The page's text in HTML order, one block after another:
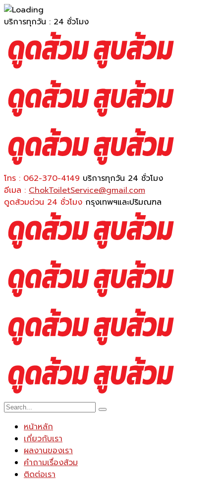
บริการทุกวัน : 24 ชั่วโมง
โทร : 062-370-4149 บริการทุกวัน 24 ชั่วโมง
อีเมล : ChokToiletService@gmail.com
ดูดส้วมด่วน 24 ชั่วโมง กรุงเทพฯและปริมณฑล
หน้าหลัก
เกี่ยวกับเรา
ผลงานของเรา
คำถามเรื่องส้วม
ติดต่อเรา